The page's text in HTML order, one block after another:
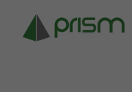
content